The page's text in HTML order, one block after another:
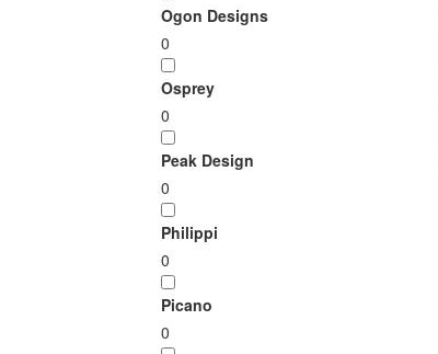
Ogon Designs
0
Osprey
0
Peak Design
0
Philippi
0
Picano
0